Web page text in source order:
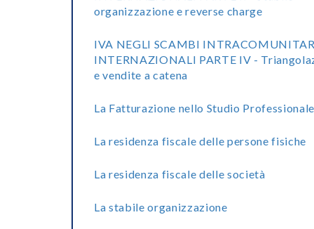
organizzazione e reverse charge
IVA NEGLI SCAMBI
INTERNAZIONALI PARTE IV -
e vendite a catena
La Fatturazione nello Studio Professionale
La residenza fiscale delle persone fisiche
La residenza fiscale delle società
La stabile organizzazione